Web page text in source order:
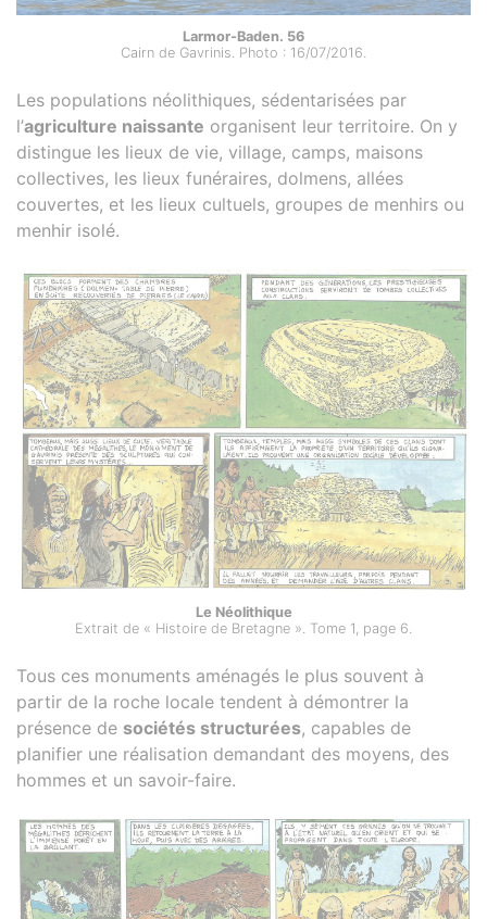
Larmor-Baden. 56
Cairn de Gavrinis. Photo : 16/07/2016.
Les populations néolithiques, sédentarisées par
l’agriculture naissante organisent leur territoire. On y
distingue les lieux de vie, village, camps, maisons
collectives, les lieux funéraires, dolmens, allées
couvertes, et les lieux cultuels, groupes de menhirs ou
menhir isolé.
Le Néolithique
Extrait de « Histoire de Bretagne ». Tome 1, page 6.
Tous ces monuments aménagés le plus souvent à
partir de la roche locale tendent à démontrer la
présence de sociétés structurées, capables de
planifier une réalisation demandant des moyens, des
hommes et un savoir-faire.